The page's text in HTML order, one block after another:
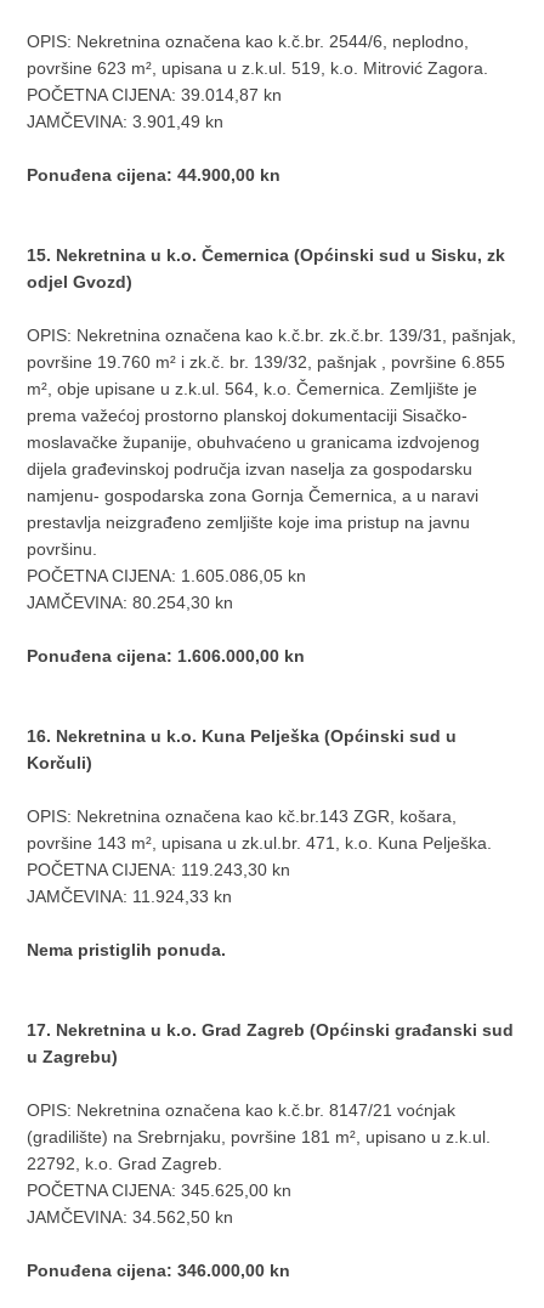
OPIS: Nekretnina označena kao k.č.br. 2544/6, neplodno,
površine 623 m², upisana u z.k.ul. 519, k.o. Mitrović Zagora.
POČETNA CIJENA: 39.014,87 kn
JAMČEVINA: 3.901,49 kn
Ponuđena cijena: 44.900,00 kn
15. Nekretnina u k.o. Čemernica (Općinski sud u Sisku, zk
odjel Gvozd)
OPIS: Nekretnina označena kao k.č.br. zk.č.br. 139/31, pašnjak,
površine 19.760 m² i zk.č. br. 139/32, pašnjak , površine 6.855
m², obje upisane u z.k.ul. 564, k.o. Čemernica. Zemljište je
prema važećoj prostorno planskoj dokumentaciji Sisačko-
moslavačke županije, obuhvaćeno u granicama izdvojenog
dijela građevinskoj područja izvan naselja za gospodarsku
namjenu- gospodarska zona Gornja Čemernica, a u naravi
prestavlja neizgrađeno zemljište koje ima pristup na javnu
površinu.
POČETNA CIJENA: 1.605.086,05 kn
JAMČEVINA: 80.254,30 kn
Ponuđena cijena: 1.606.000,00 kn
16. Nekretnina u k.o. Kuna Pelješka (Općinski sud u
Korčuli)
OPIS: Nekretnina označena kao kč.br.143 ZGR, košara,
površine 143 m², upisana u zk.ul.br. 471, k.o. Kuna Pelješka.
POČETNA CIJENA: 119.243,30 kn
JAMČEVINA: 11.924,33 kn
Nema pristiglih ponuda.
17. Nekretnina u k.o. Grad Zagreb (Općinski građanski sud
u Zagrebu)
OPIS: Nekretnina označena kao k.č.br. 8147/21 voćnjak
(gradilište) na Srebrnjaku, površine 181 m², upisano u z.k.ul.
22792, k.o. Grad Zagreb.
POČETNA CIJENA: 345.625,00 kn
JAMČEVINA: 34.562,50 kn
Ponuđena cijena: 346.000,00 kn